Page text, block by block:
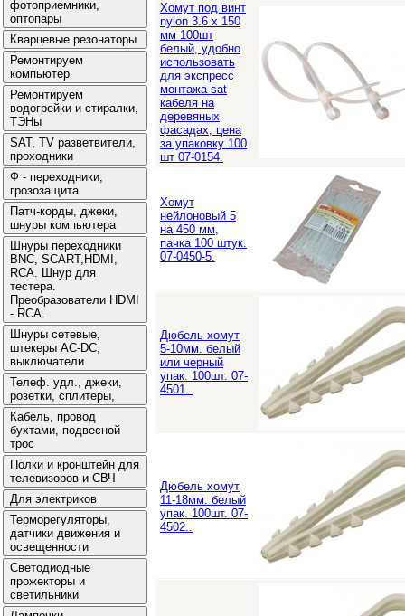
Хомут под винт
nylon 3.6 х 150
мм 100шт
белый, удобно
использовать
для экспресс
монтажа sat
кабеля на
деревяных
фасадах, цена
за упаковку 100
шт 07-0154.
Хомут
нейлоновый 5
на 450 мм,
пачка 100 штук.
07-0450-5.
Дюбель хомут
5-10мм. белый
или черный
упак. 100шт. 07-
4501..
Дюбель хомут
11-18мм. белый
упак. 100шт. 07-
4502..